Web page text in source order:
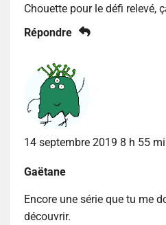
Chouette pour le défi relevé,
Répondre
14 septembre 2019 8 h 55
Gaëtane
Encore une série que tu me
découvrir.